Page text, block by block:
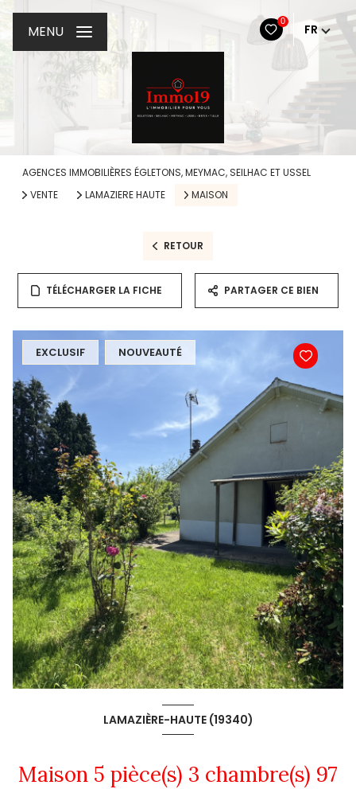
0
FR
MENU
AGENCES IMMOBILIÈRES ÉGLETONS, MEYMAC, SEILHAC ET USSEL
VENTE
LAMAZIERE HAUTE MAISON
RETOUR
TÉLÉCHARGER LA FICHE PARTAGER CE BIEN
EXCLUSIF NOUVEAUTÉ
LAMAZIÈRE-HAUTE (19340)
Maison 5 pièce(s) 3 chambre(s) 97